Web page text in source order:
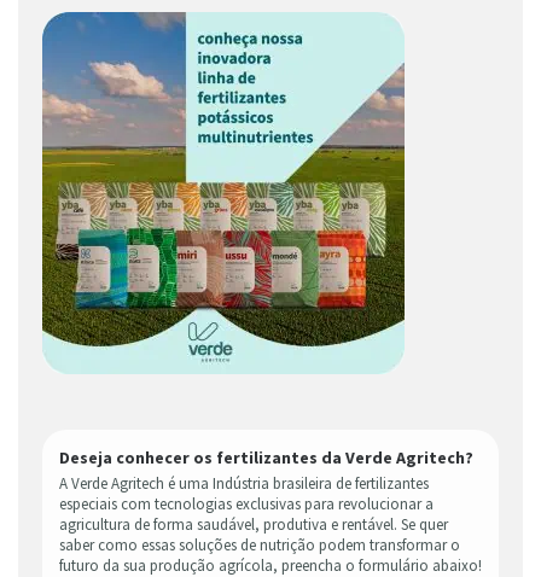
Deseja conhecer os fertilizantes da Verde Agritech?
A Verde Agritech é uma Indústria brasileira de fertilizantes
especiais com tecnologias exclusivas para revolucionar a
agricultura de forma saudável, produtiva e rentável. Se quer
saber como essas soluções de nutrição podem transformar o
futuro da sua produção agrícola, preencha o formulário abaixo!